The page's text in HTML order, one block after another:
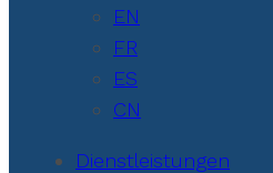
EN
FR
ES
CN
Dienstleistungen